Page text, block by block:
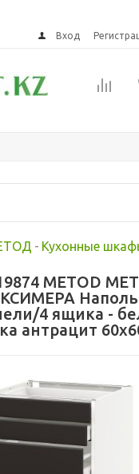
Вход
- Кухонные
METOD
4 ящика -
антрацит